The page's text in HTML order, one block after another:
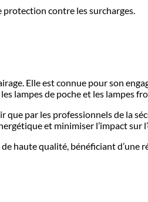
protection contre les surcharges.
Elle est connue pour son
lampes de poche et les lampes
que par les professionnels de la
et minimiser l’impact sur
haute qualité, bénéficiant